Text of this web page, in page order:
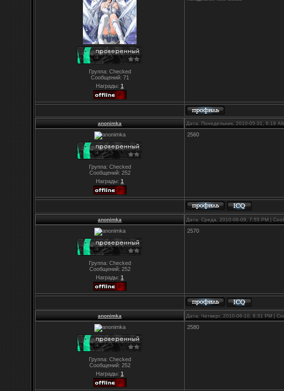
Группа: Checked
Сообщений: 71
Награды: 1
anonimka Дата: Понедельник, 2010-05-31, 6:19
Группа: Checked
Сообщений: 252
Награды: 1
2560
anonimka Дата: Среда, 2010-06-09, 7:55 PM |
Группа: Checked
Сообщений: 252
Награды: 1
2570
anonimka Дата: Четверг, 2010-06-10, 6:31 PM |
Группа: Checked
Сообщений: 252
Награды: 1
2580